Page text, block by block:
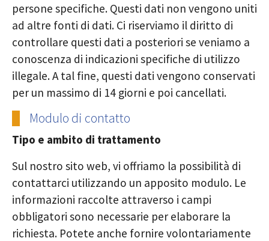
persone specifiche. Questi dati non vengono uniti
ad altre fonti di dati. Ci riserviamo il diritto di
controllare questi dati a posteriori se veniamo a
conoscenza di indicazioni specifiche di utilizzo
illegale. A tal fine, questi dati vengono conservati
per un massimo di 14 giorni e poi cancellati.
Modulo di contatto
Tipo e ambito di trattamento
Sul nostro sito web, vi offriamo la possibilità di
contattarci utilizzando un apposito modulo. Le
informazioni raccolte attraverso i campi
obbligatori sono necessarie per elaborare la
richiesta. Potete anche fornire volontariamente